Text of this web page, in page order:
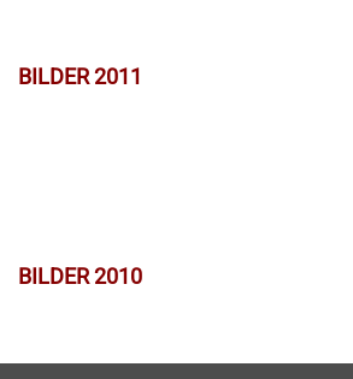
BILDER 2011
BILDER 2010